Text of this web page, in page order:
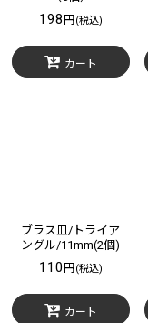
198 円 (税込)
カート
ブラス皿/トライア
ングル/11mm(2個)
110 円 (税込)
カート